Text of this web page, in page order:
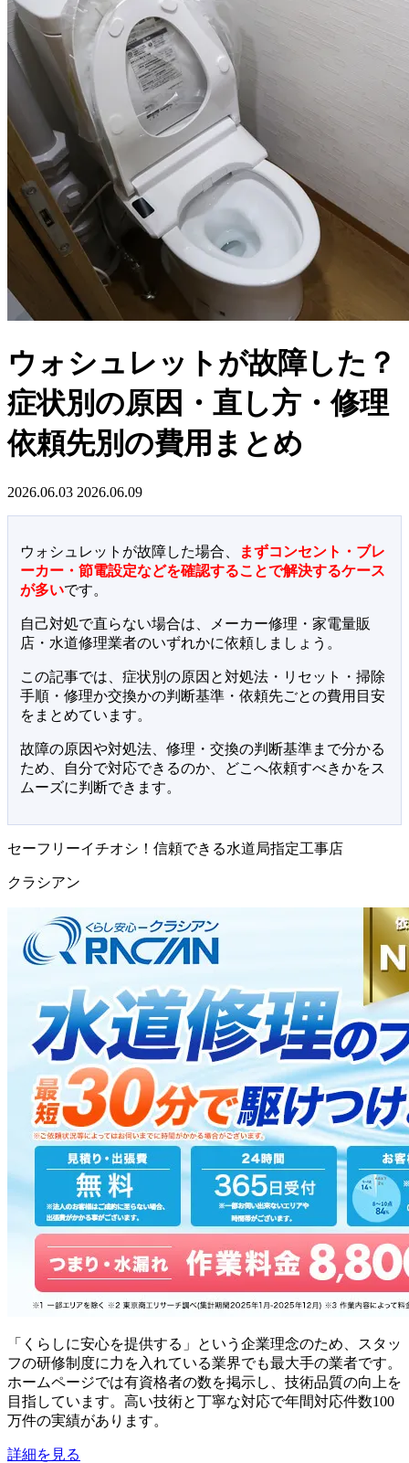
ウォシュレットが故障した？
症状別の原因・直し方・修理
依頼先別の費用まとめ
2026.06.03 2026.06.09
ウォシュレットが故障した場合、
まずコンセント・ブレ
ーカー・節電設定などを確認することで解決するケース
が多いです。
自己対処で直らない場合は、メーカー修理・家電量販
店・水道修理業者のいずれかに依頼しましょう。
この記事では、症状別の原因と対処法・リセット・掃除
手順・修理か交換かの判断基準・依頼先ごとの費用目安
をまとめています。
故障の原因や対処法、修理・交換の判断基準まで分かる
ため、自分で対応できるのか、どこへ依頼すべきかをス
ムーズに判断できます。
セーフリーイチオシ！信頼できる水道局指定工事店
クラシアン
「くらしに安心を提供する」という企業理念のため、スタッ
フの研修制度に力を入れている業界でも最大手の業者です。
ホームページでは有資格者の数を掲示し、技術品質の向上を
目指しています。高い技術と丁寧な対応で年間対応件数100
万件の実績があります。
詳細を見る